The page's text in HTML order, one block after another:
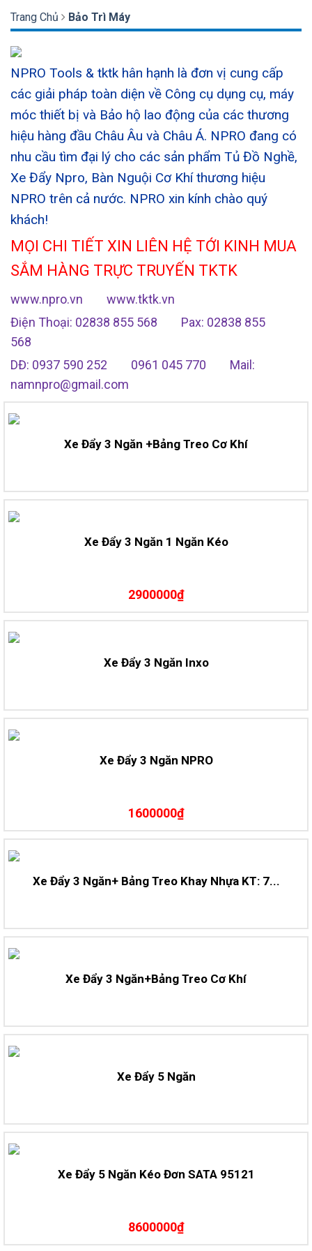
Trang Chủ Bảo Trì Máy
NPRO Tools & tktk hân hạnh là đơn vị cung cấp
các giải pháp toàn diện về Công cụ dụng cụ, máy
móc thiết bị và Bảo hộ lao động của các thương
hiệu hàng đầu Châu Âu và Châu Á. NPRO đang có
nhu cầu tìm đại lý cho các sản phẩm Tủ Đồ Nghề,
Xe Đẩy Npro, Bàn Nguội Cơ Khí thương hiệu
NPRO trên cả nước. NPRO xin kính chào quý
khách!
MỌI CHI TIẾT XIN LIÊN HỆ TỚI KINH MUA
SẮM HÀNG TRỰC TRUYẾN TKTK
www.npro.vn
www.tktk.vn
Điện Thoại: 02838 855 568
Pax: 02838 855
568
DĐ: 0937 590 252
0961 045 770
Mail:
namnpro@gmail.com
Xe Đẩy 3 Ngăn +Bảng Treo Cơ Khí
Xe Đẩy 3 Ngăn 1 Ngăn Kéo
2900000₫
Xe Đẩy 3 Ngăn Inxo
Xe Đẩy 3 Ngăn NPRO
1600000₫
Xe Đẩy 3 Ngăn+ Bảng Treo Khay Nhựa KT: 7...
Xe Đẩy 3 Ngăn+bảng Treo Cơ Khí
Xe Đẩy 5 Ngăn
Xe Đẩy 5 Ngăn Kéo Đơn SATA 95121
8600000₫